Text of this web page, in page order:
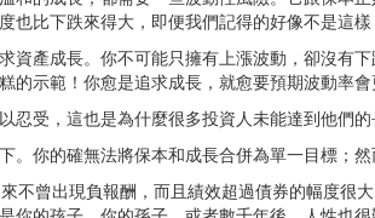
也比下跌來得大，即便我們記得的好像不是這樣
資產成長。你不可能只擁有上漲波動，卻沒有
的示範！你愈是追求成長，就愈要預期波動率
忍受，這也是為什麼很多投資人未能達到他們
。你的確無法將保本和成長合併為單一目標；
不曾出現負報酬，而且績效超過債券的幅度很